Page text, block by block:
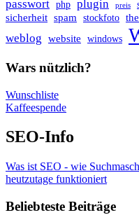
passwort php plugin preis
sicherheit spam stockfoto
weblog website windows
Wars nützlich?
Wunschliste
Kaffeespende
SEO-Info
Was ist SEO - wie
heutzutage funktioniert
Beliebteste Beiträge